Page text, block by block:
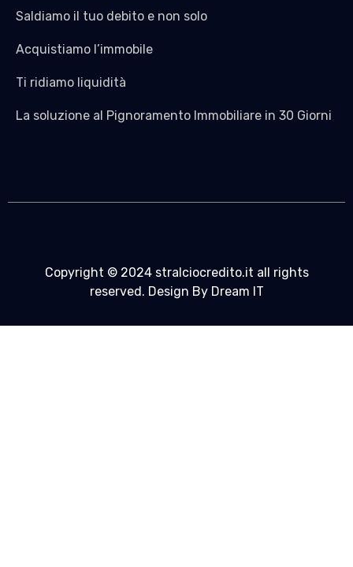
Saldiamo il tuo debito e non solo
Acquistiamo l’immobile
Ti ridiamo liquidità
La soluzione al Pignoramento Immobiliare in 30 Giorni
Copyright © 2024 stralciocredito.it all rights
reserved. Design By Dream IT